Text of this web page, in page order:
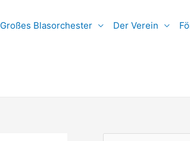
Großes Blasorchester Der Verein